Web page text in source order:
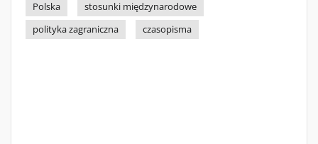
Polska
stosunki międzynarodowe
polityka zagraniczna
czasopisma